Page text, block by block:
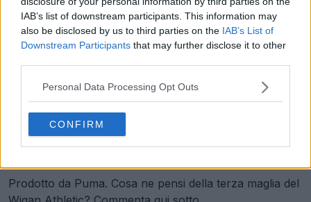
IAB’s list of downstream participants. This information may
also be disclosed by us to third parties on the IAB’s List of
Downstream Participants that may further disclose it to other
Personal Data Processing Opt Outs
CONFIRM
Prodotto da Puma. Cosa ne pensi della terza maglia del